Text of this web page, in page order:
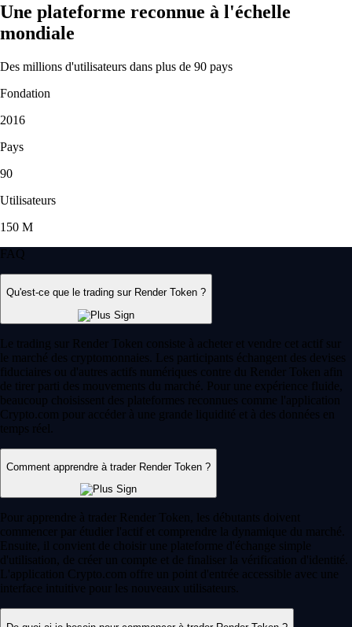
Une plateforme reconnue à l'échelle
mondiale
Des millions d'utilisateurs dans plus de 90 pays
Fondation
2016
Pays
90
Utilisateurs
150 M
FAQ
Qu'est-ce que le trading sur Render Token ?
Le trading sur Render Token consiste à acheter et vendre cet actif sur
le marché des cryptomonnaies. Les participants échangent des devises
fiduciaires ou d'autres actifs numériques contre du Render Token afin
de tirer parti des mouvements du marché. Pour une expérience fluide,
beaucoup choisissent des plateformes reconnues comme l'application
Crypto.com pour accéder à une grande liquidité et à des données en
temps réel.
Comment apprendre à trader Render Token ?
Pour apprendre à trader Render Token, les débutants doivent
commencer par étudier l'actif et comprendre la dynamique du marché.
Ensuite, il convient de choisir une plateforme d'échange simple
d'utilisation, de créer un compte et de finaliser la vérification d'identité.
L'application Crypto.com offre un point d'entrée accessible avec une
interface intuitive pour les nouveaux utilisateurs.